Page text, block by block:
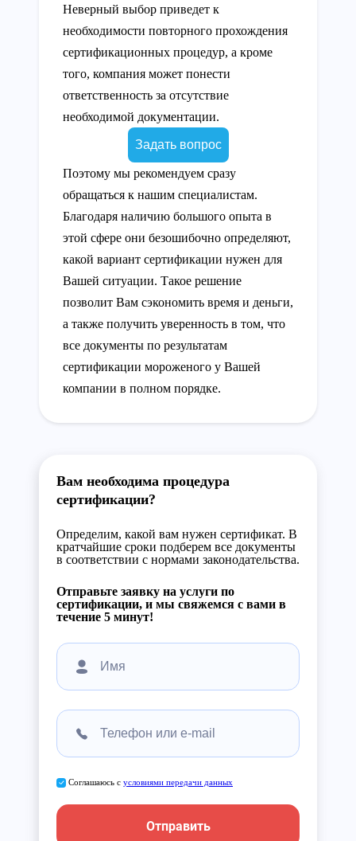
Неверный выбор приведет к
необходимости повторного прохождения
сертификационных процедур, а кроме
того, компания может понести
ответственность за отсутствие
необходимой документации.
Задать вопрос
Поэтому мы рекомендуем сразу
обращаться к нашим специалистам.
Благодаря наличию большого опыта в
этой сфере они безошибочно определяют,
какой вариант сертификации нужен для
Вашей ситуации. Такое решение
позволит Вам сэкономить время и деньги,
а также получить уверенность в том, что
все документы по результатам
сертификации мороженого у Вашей
компании в полном порядке.
Вам необходима процедура
сертификации?
Определим, какой вам нужен сертификат. В
кратчайшие сроки подберем все документы
в соответствии с нормами законодательства.
Отправьте заявку на услуги по
сертификации, и мы свяжемся с вами в
течение 5 минут!
Соглашаюсь с условиями передачи данных
Отправить